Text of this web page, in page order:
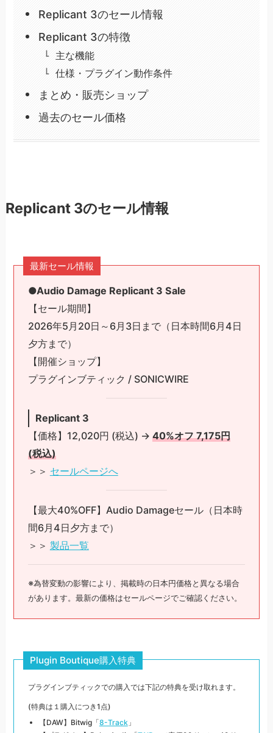
Replicant 3のセール情報
Replicant 3の特徴
主な機能
仕様・プラグイン動作条件
まとめ・販売ショップ
過去のセール価格
Replicant 3のセール情報
最新セール情報
●Audio Damage Replicant 3 Sale
【セール期間】
2026年5月20日～6月3日まで（日本時間6月4日
夕方まで）
【開催ショップ】
プラグインブティック / SONICWIRE
Replicant 3
【価格】12,020円 (税込) → 40%オフ 7,175円
(税込)
＞＞ セールページへ
【最大40%OFF】Audio Damageセール（日本時
間6月4日夕方まで）
＞＞ 製品一覧
※為替変動の影響により、掲載時の日本円価格と異なる場合
があります。最新の価格はセールページでご確認ください。
Plugin Boutique購入特典
プラグインブティックでの購入では下記の特典を受け取れます。
(特典は１購入につき1点)
【DAW】Bitwig「8-Track 」